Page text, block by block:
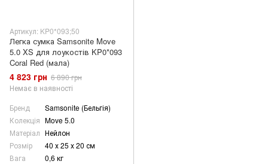
Артикул: KP0*093;50
Легка сумка Samsonite Move
5.0 XS для лоукостів KP0*093
Coral Red (мала)
4 823 грн 6 890 грн
Немає в наявності
Бренд
Samsonite (Бельгія)
Колекція Move 5.0
Матеріал Нейлон
Розмір
40 х 25 х 20 см
Вага
0,6 кг